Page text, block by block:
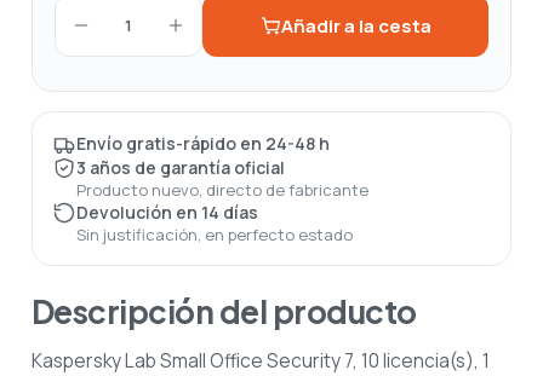
1 Añadir a la cesta
Envío gratis-rápido en 24-48 h
3 años de garantía oficial
Producto nuevo, directo de fabricante
Devolución en 14 días
Sin justificación, en perfecto estado
Descripción del producto
Kaspersky Lab Small Office Security 7, 10 licencia(s), 1